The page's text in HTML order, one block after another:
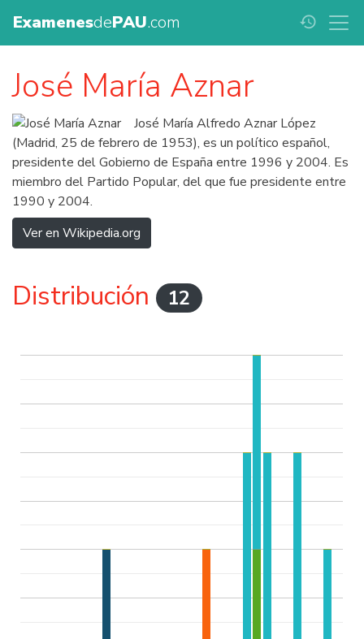
ExamenesdePAU.com history
José María Aznar
José María Alfredo Aznar López
(Madrid, 25 de febrero de 1953), es un político español,
presidente del Gobierno de España entre 1996 y 2004. Es
miembro del Partido Popular, del que fue presidente entre
1990 y 2004.
Ver en Wikipedia.org
Distribución 12